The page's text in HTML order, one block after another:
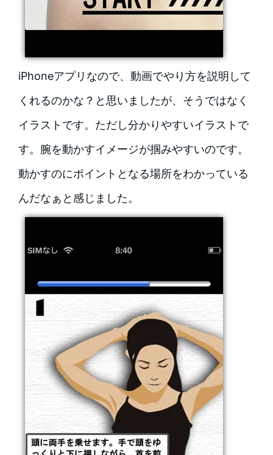
iPhoneアプリなので、動画でやり方を説明して
くれるのかな？と思いましたが、そうではなく
イラストです。ただし分かりやすいイラストで
す。腕を動かすイメージが掴みやすいのです。
動かすのにポイントとなる場所をわかっている
んだなぁと感じました。